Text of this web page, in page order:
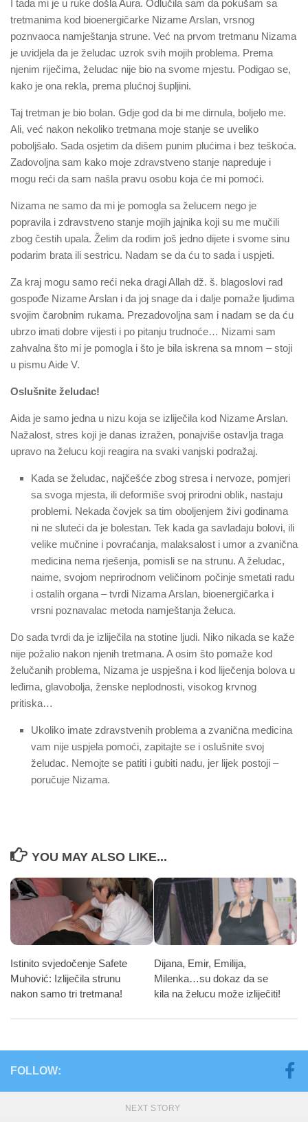
I tada mi je u ruke došla Aura. Odlučila sam da pokušam sa
tretmanima kod bioenergičarke Nizame Arslan, vrsnog
poznvaoca namještanja strune. Već na prvom tretmanu Nizama
je uvidjela da je želudac uzrok svih mojih problema. Prema
njenim riječima, želudac nije bio na svome mjestu. Podigao se,
kako je ona rekla, prema plućnoj šupljini.
Taj tretman je bio bolan. Gdje god da bi me dirnula, boljelo me.
Ali, već nakon nekoliko tretmana moje stanje se uveliko
poboljšalo. Sada osjetim da dišem punim plućima i bez teškoća.
Zadovoljna sam kako moje zdravstveno stanje napreduje i
mogu reći da sam našla pravu osobu koja će mi pomoći.
Nizama ne samo da mi je pomogla sa želucem nego je
popravila i zdravstveno stanje mojih jajnika koji su me mučili
zbog čestih upala. Želim da rodim još jedno dijete i svome sinu
podarim brata ili sestricu. Nadam se da ću to sada i uspjeti.
Za kraj mogu samo reći neka dragi Allah dž. š. blagoslovi rad
gospođe Nizame Arslan i da joj snage da i dalje pomaže ljudima
svojim čarobnim rukama. Prezadovoljna sam i nadam se da ću
ubrzo imati dobre vijesti i po pitanju trudnoće… Nizami sam
zahvalna što mi je pomogla i što je bila iskrena sa mnom – stoji
u pismu Aide V.
Oslušnite želudac!
Aida je samo jedna u nizu koja se izliječila kod Nizame Arslan.
Nažalost, stres koji je danas izražen, ponajviše ostavlja traga
upravo na želucu koji reagira na svaki vanjski podražaj.
Kada se želudac, najčešće zbog stresa i nervoze, pomjeri
sa svoga mjesta, ili deformiše svoj prirodni oblik, nastaju
problemi. Nekada čovjek sa tim oboljenjem živi godinama
ni ne sluteći da je bolestan. Tek kada ga savladaju bolovi, ili
velike mučnine i povraćanja, malaksalost i umor a zvanična
medicina nema rješenja, pomisli se na strunu. A želudac,
naime, svojom neprirodnom veličinom počinje smetati radu
i ostalih organa – tvrdi Nizama Arslan, bioenergičarka i
vrsni poznavalac metoda namještanja želuca.
Do sada tvrdi da je izliječila na stotine ljudi. Niko nikada se kaže
nije požalio nakon njenih tretmana. A osim što pomaže kod
želučanih problema, Nizama je uspješna i kod liječenja bolova u
leđima, glavobolja, ženske neplodnosti, visokog krvnog
pritiska…
Ukoliko imate zdravstvenih problema a zvanična medicina
vam nije uspjela pomoći, zapitajte se i oslušnite svoj
želudac. Nemojte se patiti i gubiti nadu, jer lijek postoji –
poručuje Nizama.
YOU MAY ALSO LIKE...
Istinito svjedočenje Safete
Muhović: Izliječila strunu
nakon samo tri tretmana!
Dijana, Emir, Emilija,
Milenka…su dokaz da se
kila na želucu može izliječiti!
FOLLOW:
NEXT STORY